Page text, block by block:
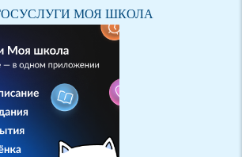
ГОСУСЛУГИ МОЯ ШКОЛА